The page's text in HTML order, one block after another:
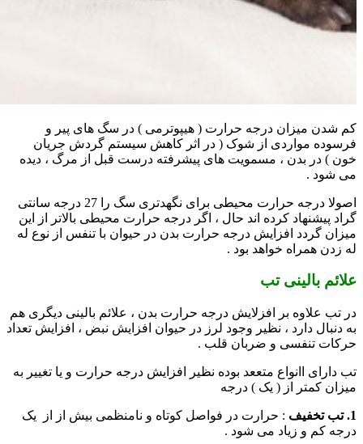
کم شدن میزان درجه حرارت ( هیپوترمی ) در سگ های پیر و
فرسوده مواردی از شوک ( در اثر کاهش سیستم گردش جریان
خون ) در بدن ، مسمویت های پیشرفته درست قبل از مرگ ، دیده
می شود .
اصولا درجه حرارت محیطی برای نگهدتری سگ را 27 درجه سانتی
گراد پیشنهاد کرده اند حال ، اگر درجه حرارت محیطی بالاتر از این
میزان گردد افزایش درجه حرارت بدن در حیوان با تنفس از نوع له
له زدن همراه خواهد بود .
علائم بالینی تب
در تب علاوه بر افزلایش درجه حرارت بدن ، علائم بالینی دیگری هم
به دنبال دارد ، نظیر وجود لرز در حیوان افزایش نبض ، افزایش تعداد
حرکات تنفسی و ضربان قلب .
تب دارای اانواع متععد بوده نظیر افزایش درجه حرارت و یا تغییر به
میزان کمتر از ( یک ) درجه
1. تب تخفیف
: حرارت در فواصل کوتاه و نامنظمی بیش از از یک
درجه کم و زیاد می شود .